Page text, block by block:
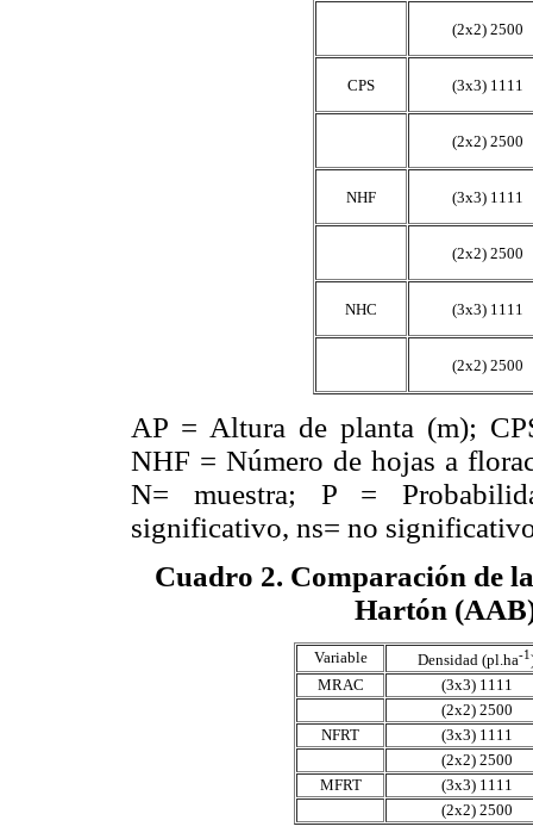
(2x2) 2500
CPS (3x3) 1111
(2x2) 2500
NHF (3x3) 1111
(2x2) 2500
NHC (3x3) 1111
(2x2) 2500
AP = Altura de planta (m);
NHF = Número de hojas a
N= muestra; P =
significativo, ns= no
Cuadro 2. Comparación de
Hartón
Variable Densidad (pl.ha-1
MRAC
(3x3) 1111
(2x2) 2500
NFRT
(3x3) 1111
(2x2) 2500
MFRT
(3x3) 1111
(2x2) 2500